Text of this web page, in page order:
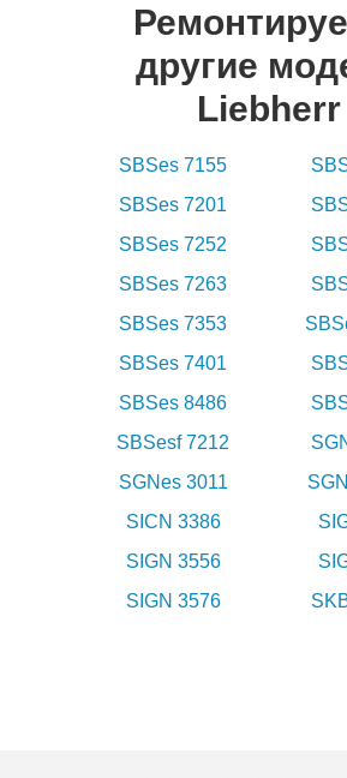
другие
Liebherr
SBSes 7155
SBSes 7201
SBSes 7252
SBSes 7263
SBSes 7353
SBSes 7401
SBSes 8486
SBSesf 7212
SGNes 3011
SICN 3386
SIGN 3556
SIGN 3576